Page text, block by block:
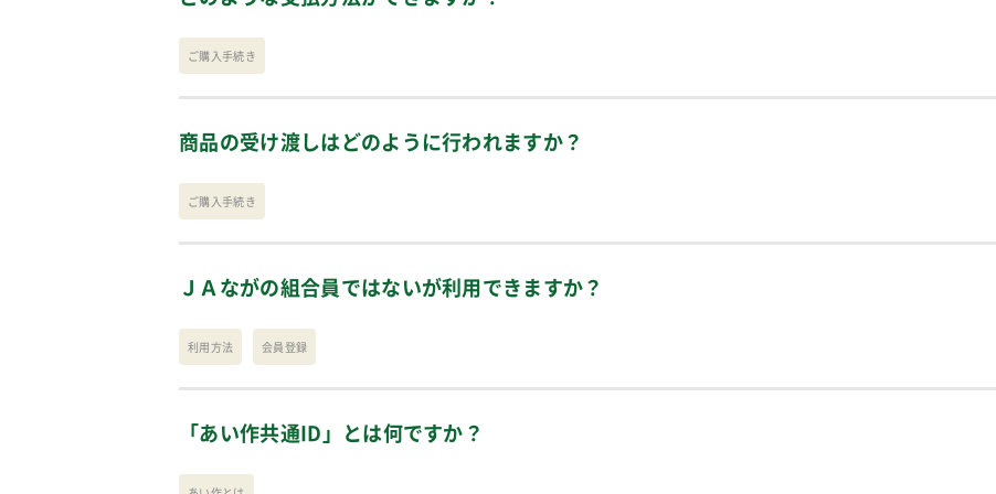
ご購入手続き
商品の受け渡しはどのように行われますか？
ご購入手続き
ＪＡながの組合員ではないが利用できますか？
利用方法 会員登録
「あい作共通ID」とは何ですか？